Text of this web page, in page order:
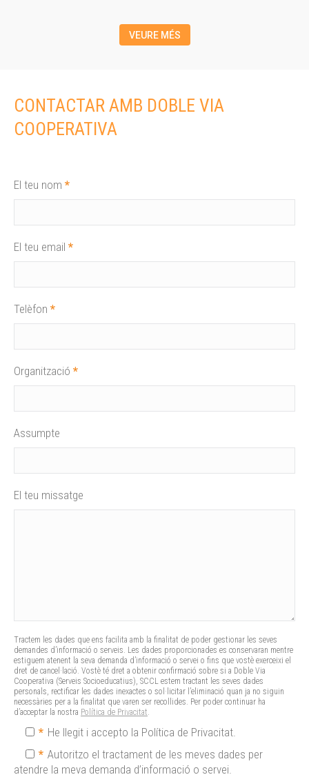
VEURE MÉS
CONTACTAR AMB DOBLE VIA
COOPERATIVA
El teu nom *
El teu email *
Telèfon *
Organització *
Assumpte
El teu missatge
Tractem les dades que ens facilita amb la finalitat de poder gestionar les seves
demandes d’informació o serveis. Les dades proporcionades es conservaran mentre
estiguem atenent la seva demanda d’informació o servei o fins que vostè exerceixi el
dret de cancel·lació. Vostè té dret a obtenir confirmació sobre si a Doble Via
Cooperativa (Serveis Socioeducatius), SCCL estem tractant les seves dades
personals, rectificar les dades inexactes o sol·licitar l’eliminació quan ja no siguin
necessàries per a la finalitat que varen ser recollides. Per poder continuar ha
d’acceptar la nostra Política de Privacitat
* He llegit i accepto la Política de Privacitat.
* Autoritzo el tractament de les meves dades per
atendre la meva demanda d’informació o servei.